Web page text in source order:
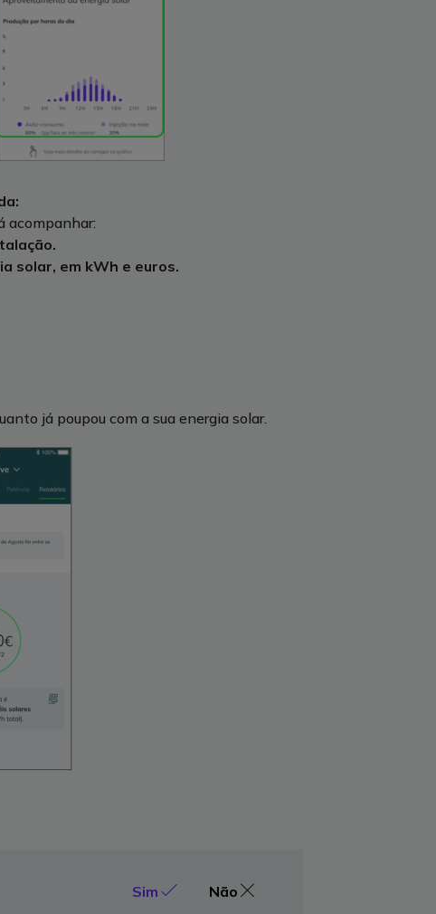
acompanhar:
solar, em kWh e euros.
já poupou com a sua energia solar.
Sim Não